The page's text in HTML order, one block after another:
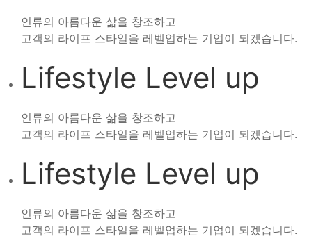
인류의 아름다운 삶을 창조하고
고객의 라이프 스타일을 레벨업하는 기업이 되겠습니다.
Lifestyle Level up
인류의 아름다운 삶을 창조하고
고객의 라이프 스타일을 레벨업하는 기업이 되겠습니다.
Lifestyle Level up
인류의 아름다운 삶을 창조하고
고객의 라이프 스타일을 레벨업하는 기업이 되겠습니다.